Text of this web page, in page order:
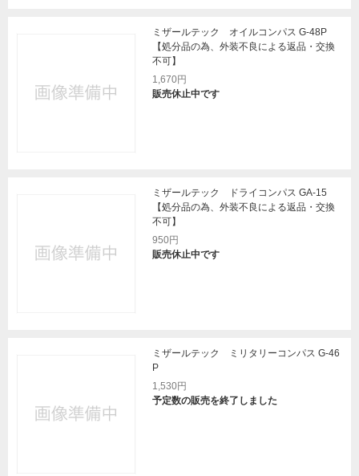
ミザールテック オイルコンパス G-48P
【処分品の為、外装不良による返品・交換
不可】
1,670円
販売休止中です
ミザールテック ドライコンパス GA-15
【処分品の為、外装不良による返品・交換
不可】
950円
販売休止中です
ミザールテック ミリタリーコンパス G-46
P
1,530円
予定数の販売を終了しました